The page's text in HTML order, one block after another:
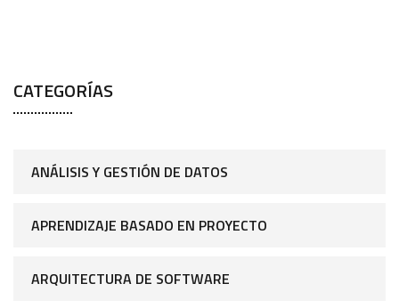
CATEGORÍAS
ANÁLISIS Y GESTIÓN DE DATOS
APRENDIZAJE BASADO EN PROYECTO
ARQUITECTURA DE SOFTWARE